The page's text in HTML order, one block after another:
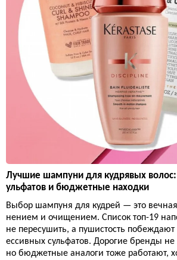
Лучшие шампуни для кудрявых
ульфатов и бюджетные находки
Выбор шампуня для кудрей — это
нением и очищением. Список топ-19
не пересушить, а пушистость побеждают
ессивных сульфатов. Дорогие бренды не
но бюджетные аналоги тоже работают,